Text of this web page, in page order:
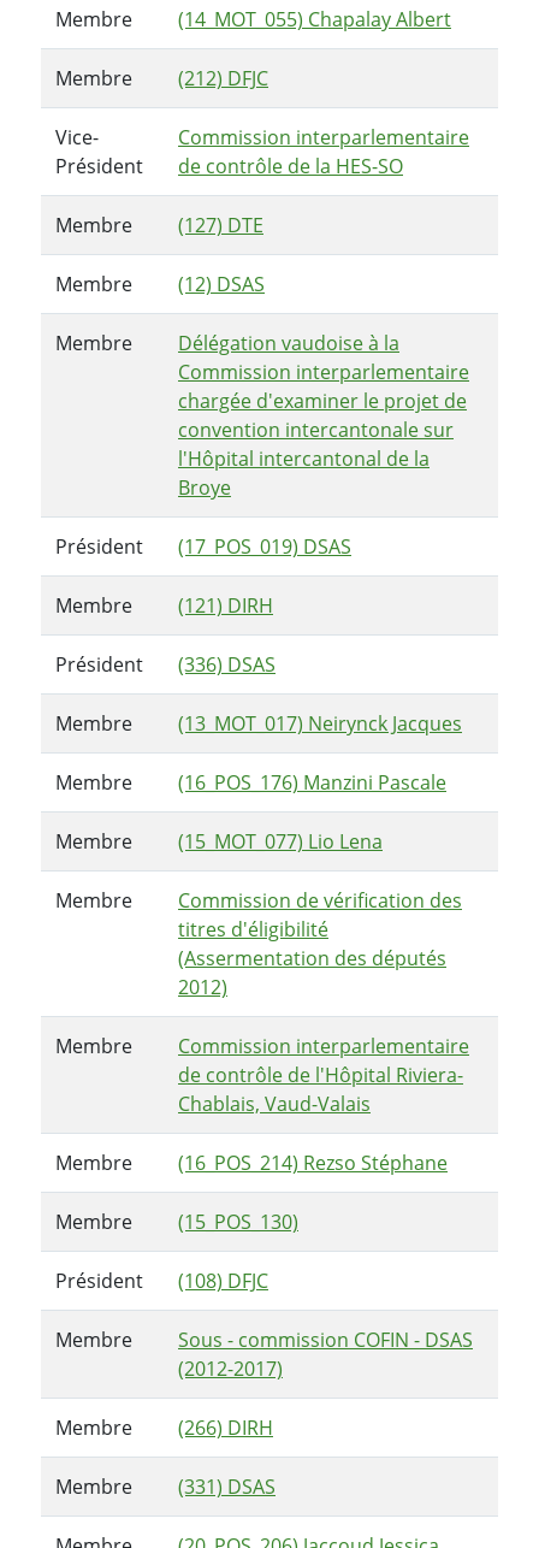
Membre (14_MOT_055) Chapalay Albert
Membre (212) DFJC
Vice-
Président
Commission interparlementaire
de contrôle de la HES-SO
Membre (127) DTE
Membre (12) DSAS
Membre
Délégation vaudoise à la
Commission interparlementaire
chargée d'examiner le projet de
convention intercantonale sur
l'Hôpital intercantonal de la
Broye
Président (17_POS_019) DSAS
Membre (121) DIRH
Président (336) DSAS
Membre (13_MOT_017) Neirynck Jacques
Membre (16_POS_176) Manzini Pascale
Membre (15_MOT_077) Lio Lena
Membre
Commission de vérification des
titres d'éligibilité
(Assermentation des députés
2012)
Membre
Commission interparlementaire
de contrôle de l'Hôpital Riviera-
Chablais, Vaud-Valais
Membre (16_POS_214) Rezso Stéphane
Membre (15_POS_130)
Président (108) DFJC
Membre
Sous - commission COFIN - DSAS
(2012-2017)
Membre (266) DIRH
Membre (331) DSAS